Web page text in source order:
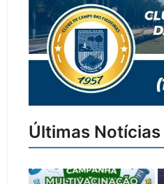
Últimas Notícias